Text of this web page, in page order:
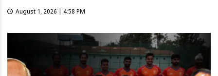
August 1, 2026 | 4:58 PM